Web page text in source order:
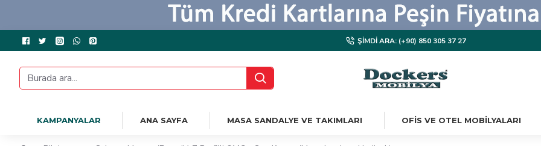
ŞIMDI ARA: (+90) 850 305 37 27
KAMPANYALAR ANA SAYFA MASA SANDALYE VE TAKIMLARI OFIS VE OTEL MOBILYALARI